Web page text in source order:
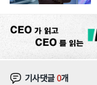
기사댓글0개